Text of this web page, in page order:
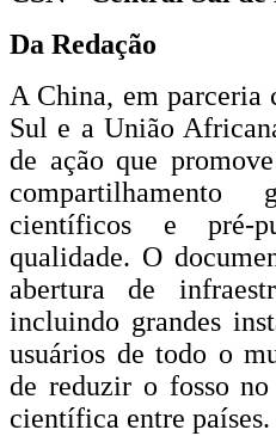
Da Redação
A China, em
Sul e a União
de ação que
científicos e pré-
qualidade. O
abertura de
incluindo grandes
usuários de todo o
de reduzir o fosso
científica entre países.